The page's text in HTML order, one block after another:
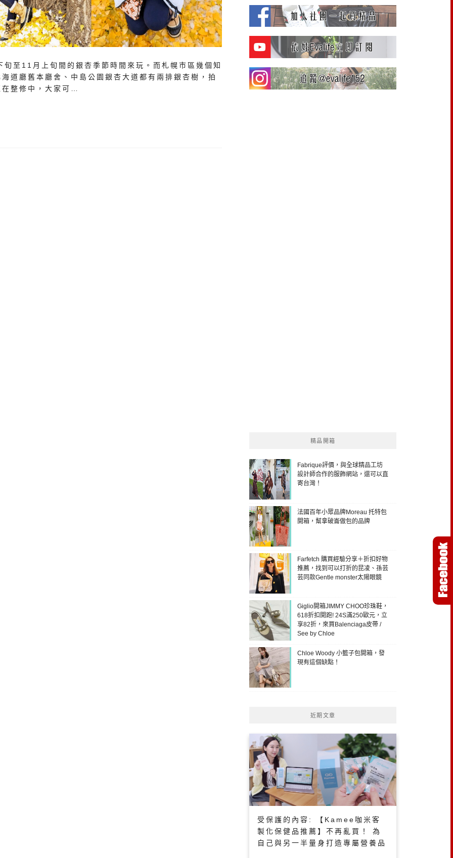
至11月上旬間的銀杏季節時間來玩。而札幌市區幾個知
道廳舊本廳舍、中島公園銀杏大道都有兩排銀杏樹，拍
整修中，大家可…
精品開箱
Fabrique評價，與全球精品工坊
設計師合作的服飾網站，還可以直
寄台灣！
法國百年小眾品牌Moreau 托特包
開箱，幫拿破崙做包的品牌
Farfetch 購買經驗分享＋折扣好物
推薦，找到可以打折的昆凌、孫芸
芸同款Gentle monster太陽眼鏡
Giglio開箱JIMMY CHOO珍珠鞋，
618折扣開跑! 24S滿250歐元，立
享82折，來買Balenciaga皮帶 /
See by Chloe
Chloe Woody 小籃子包開箱，發
現有這個缺點！
近期文章
受保護的內容: 【Kamee咖米客
製化保健品推薦】不再亂買！ 為
自己與另一半量身打造專屬營養品